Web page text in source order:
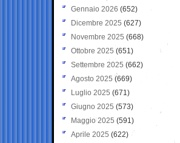
Gennaio 2026 (652)
Dicembre 2025 (627)
Novembre 2025 (668)
Ottobre 2025 (651)
Settembre 2025 (662)
Agosto 2025 (669)
Luglio 2025 (671)
Giugno 2025 (573)
Maggio 2025 (591)
Aprile 2025 (622)